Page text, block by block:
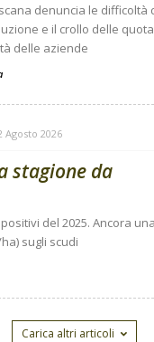
denuncia le difficoltà
e il crollo delle
delle aziende
Agosto 2026
stagione da
del 2025. Ancora
sugli scudi
Carica altri articoli